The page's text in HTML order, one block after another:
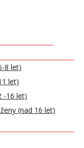
8 let)
let)
-16 let)
(nad 16 let)